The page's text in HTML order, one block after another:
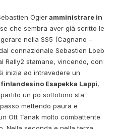
Ogieramministrare in
che sembra aver già scritto le
nella SS5 (Cagnano –
connazionale Sebastien Loeb
Rally2 stamane, vincendo, con
inizia ad intravedere un
Esapekka Lappi,
un po sottotono sta
mettendo paura e
Ott Tanak molto combattente